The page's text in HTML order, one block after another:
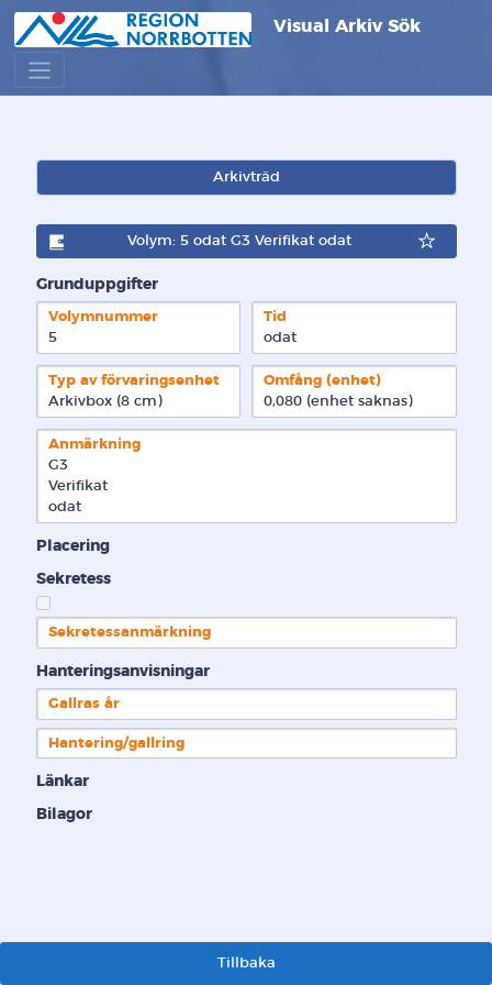
Visual Arkiv Sök
Arkivträd
Volym: 5 odat G3 Verifikat odat
Grunduppgifter
Volymnummer
5
Tid
odat
Typ av förvaringsenhet
Arkivbox (8 cm)
Omfång (enhet)
0,080 (enhet saknas)
Anmärkning
G3
Verifikat
odat
Placering
Sekretess
Sekretessanmärkning
Hanteringsanvisningar
Gallras år
Hantering/gallring
Länkar
Bilagor
Tillbaka